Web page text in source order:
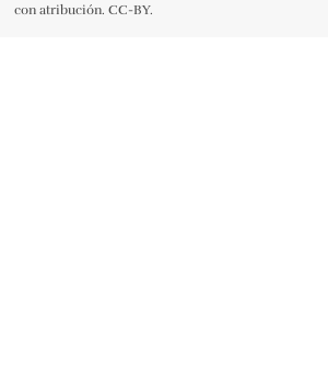
con atribución. CC-BY.